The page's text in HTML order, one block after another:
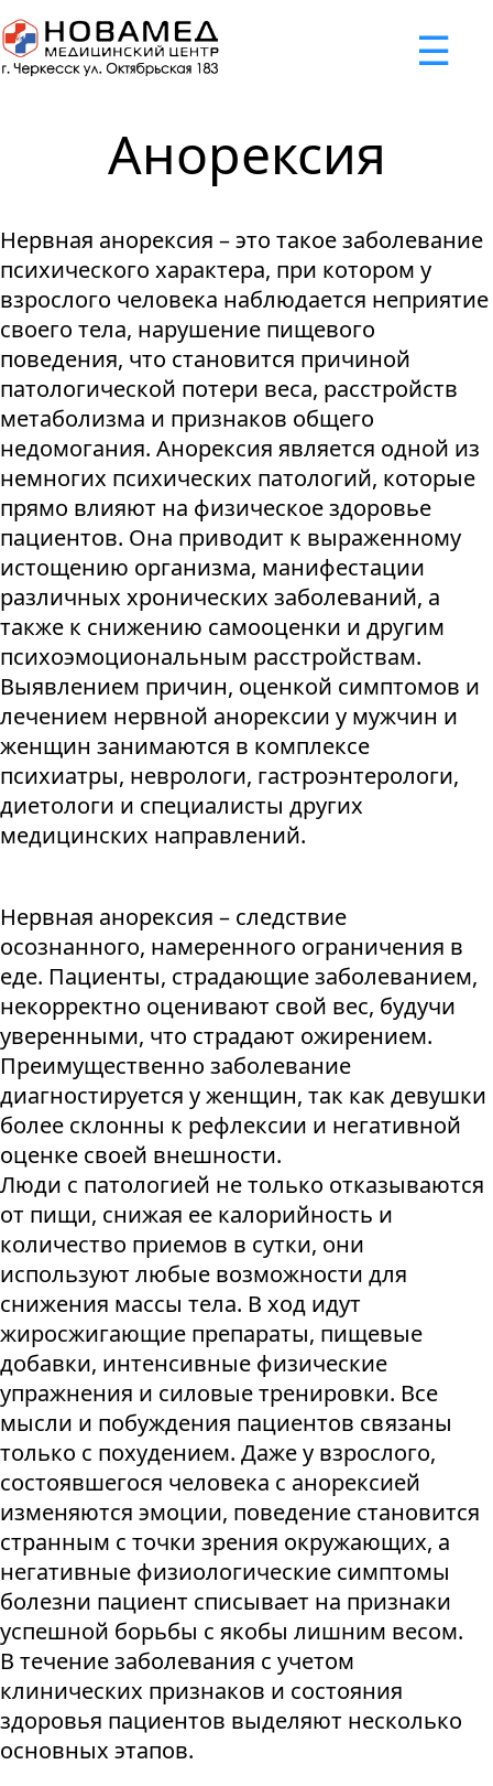
☰
x
Задать вопрос
Я принимаю"Cоглашение
об обработке персональных
данных."
Отправить вопрос
Успешно
Мы свяжемся с вами в ближайшее время
Неудача
Некорректно введен номер телефона
Неудача
Отклонена капча
Неудача
Не введено имя или вопрос
Неудача
Не принято соглашение
Анорексия
Нервная анорексия – это такое заболевание
психического характера, при котором у
взрослого человека наблюдается неприятие
своего тела, нарушение пищевого
поведения, что становится причиной
патологической потери веса, расстройств
метаболизма и признаков общего
недомогания. Анорексия является одной из
немногих психических патологий, которые
прямо влияют на физическое здоровье
пациентов. Она приводит к выраженному
истощению организма, манифестации
различных хронических заболеваний, а
также к снижению самооценки и другим
психоэмоциональным расстройствам.
Выявлением причин, оценкой симптомов и
лечением нервной анорексии у мужчин и
женщин занимаются в комплексе
психиатры, неврологи, гастроэнтерологи,
диетологи и специалисты других
медицинских направлений.
Нервная анорексия – следствие
осознанного, намеренного ограничения в
еде. Пациенты, страдающие заболеванием,
некорректно оценивают свой вес, будучи
уверенными, что страдают ожирением.
Преимущественно заболевание
диагностируется у женщин, так как девушки
более склонны к рефлексии и негативной
оценке своей внешности.
Люди с патологией не только отказываются
от пищи, снижая ее калорийность и
количество приемов в сутки, они
используют любые возможности для
снижения массы тела. В ход идут
жиросжигающие препараты, пищевые
добавки, интенсивные физические
упражнения и силовые тренировки. Все
мысли и побуждения пациентов связаны
только с похудением. Даже у взрослого,
состоявшегося человека с анорексией
изменяются эмоции, поведение становится
странным с точки зрения окружающих, а
негативные физиологические симптомы
болезни пациент списывает на признаки
успешной борьбы с якобы лишним весом.
В течение заболевания с учетом
клинических признаков и состояния
здоровья пациентов выделяют несколько
основных этапов.